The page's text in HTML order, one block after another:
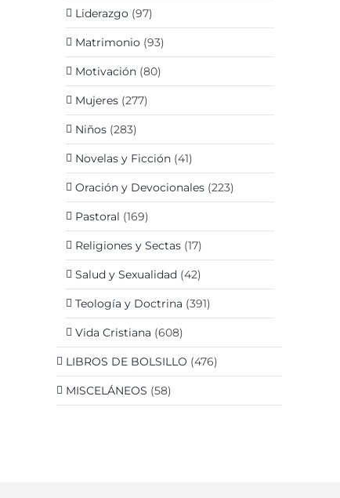
Liderazgo (97)
Matrimonio (93)
Motivación (80)
Mujeres (277)
Niños (283)
Novelas y Ficción (41)
Oración y Devocionales (223)
Pastoral (169)
Religiones y Sectas (17)
Salud y Sexualidad (42)
Teología y Doctrina (391)
Vida Cristiana (608)
LIBROS DE BOLSILLO (476)
MISCELÁNEOS (58)